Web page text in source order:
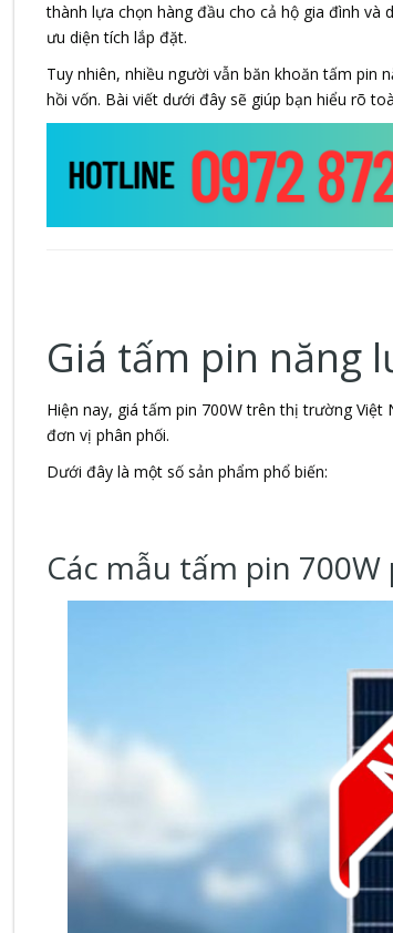
thành lựa chọn hàng đầu cho cả hộ gia đình và
ưu diện tích lắp đặt.
Tuy nhiên, nhiều người vẫn băn khoăn tấm pin
hồi vốn. Bài viết dưới đây sẽ giúp bạn hiểu rõ
Giá tấm pin năng
Hiện nay, giá tấm pin 700W trên thị trường
đơn vị phân phối.
Dưới đây là một số sản phẩm phổ biến:
Các mẫu tấm pin 700W